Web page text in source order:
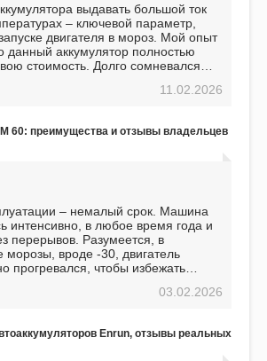
выдавать большой ток
– ключевой параметр,
двигателя в мороз. Мой опыт
данный аккумулятор полностью
стоимость. Долго сомневался
что это отличное вложение,11.02.2026
60: преимущества и отзывы владельцев
– немалый срок. Машина
интенсивно, в любое время года и
перерывов. Разумеется, в
морозы, вроде -30, двигатель
прогревался, чтобы избежать
не было ни единой поломки,
характеристикам, он даже
модель.
03.02.2026
Enrun, отзывы реальных